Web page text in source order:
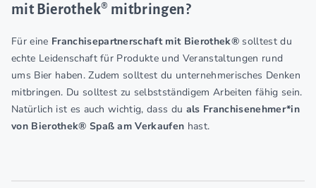
mit Bierothek® mitbringen?
Für eine Franchisepartnerschaft mit Bierothek®solltest du
echte Leidenschaft für Produkte und Veranstaltungen rund
ums Bier haben. Zudem solltest du unternehmerisches Denken
mitbringen. Du solltest zu selbstständigem Arbeiten fähig sein.
Natürlich ist es auch wichtig, dass du als Franchisenehmer*in
von Bierothek® Spaß am Verkaufen hast.